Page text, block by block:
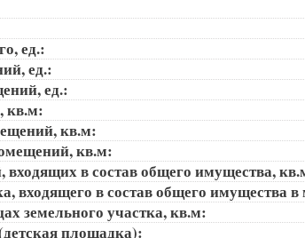
ед.:
ед.:
ед.:
кв.м:
кв.м:
кв.м:
в состав общего имущества,
входящего в состав общего имущества
земельного участка, кв.м:
площадка):